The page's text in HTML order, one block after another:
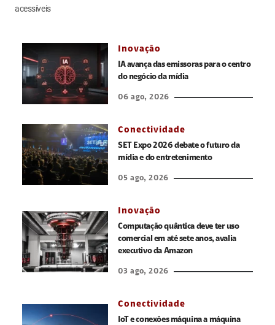
acessíveis
Inovação
IA avança das emissoras para o centro
do negócio da mídia
06 ago, 2026
Conectividade
SET Expo 2026 debate o futuro da
mídia e do entretenimento
05 ago, 2026
Inovação
Computação quântica deve ter uso
comercial em até sete anos, avalia
executivo da Amazon
03 ago, 2026
Conectividade
IoT e conexões máquina a máquina